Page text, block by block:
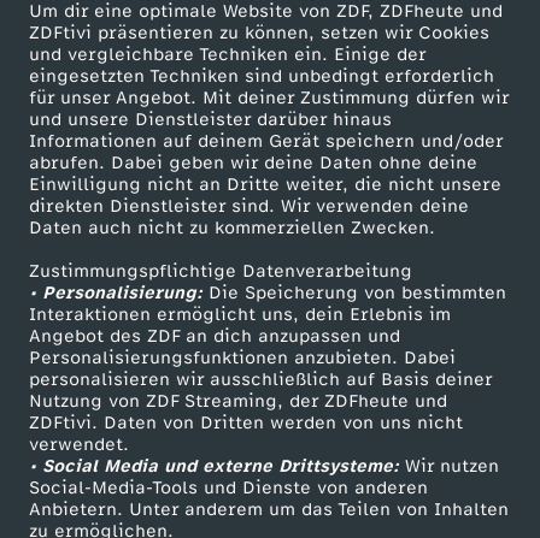
Um dir eine optimale Website von ZDF, ZDFheute und
ZDFtivi präsentieren zu können, setzen wir Cookies
und vergleichbare Techniken ein. Einige der
eingesetzten Techniken sind unbedingt erforderlich
für unser Angebot. Mit deiner Zustimmung dürfen wir
und unsere Dienstleister darüber hinaus
Informationen auf deinem Gerät speichern und/oder
abrufen. Dabei geben wir deine Daten ohne deine
Einwilligung nicht an Dritte weiter, die nicht unsere
direkten Dienstleister sind. Wir verwenden deine
Daten auch nicht zu kommerziellen Zwecken.
Zustimmungspflichtige Datenverarbeitung
• Personalisierung:Die Speicherung von bestimmten
Interaktionen ermöglicht uns, dein Erlebnis im
Angebot des ZDF an dich anzupassen und
Personalisierungsfunktionen anzubieten. Dabei
personalisieren wir ausschließlich auf Basis deiner
Nutzung von ZDF Streaming, der ZDFheute und
ZDFtivi. Daten von Dritten werden von uns nicht
verwendet.
• Social Media und externe Drittsysteme:Wir nutzen
Social-Media-Tools und Dienste von anderen
Anbietern. Unter anderem um das Teilen von Inhalten
zu ermöglichen.
Mehr ZDF
ZDF-Apps
Smart TV
ZDFtext
Livestreams
Sendungen A-Z
TV-Programm
Service
ZDFmitreden
Kontakt zum ZDF
Tickets
Zuschauerservice
Hilfe
ZDF Unternehmen
Karriere